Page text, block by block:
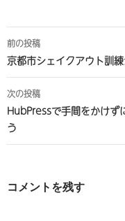
投
稿
ナ
ビ
ゲ
シ
前の投稿
京都市シェイクアウト訓練
次の投稿
HubPressで手間をかけ
う
コメントを残す